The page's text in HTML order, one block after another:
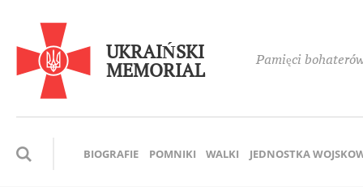
UKRAIŃSKI
MEMORIAL Pamięci
BIOGRAFIE POMNIKI WALKI JEDNOSTKA